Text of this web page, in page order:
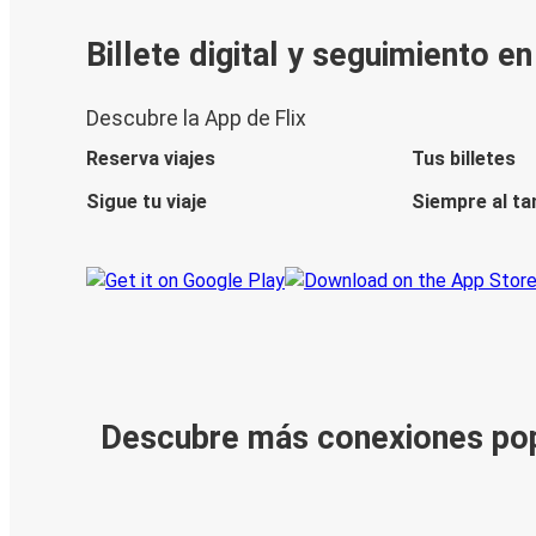
Billete digital y seguimiento
Descubre la App de Flix
Reserva viajes
Tus billetes
Sigue tu viaje
Siempre al
Descubre más conexiones